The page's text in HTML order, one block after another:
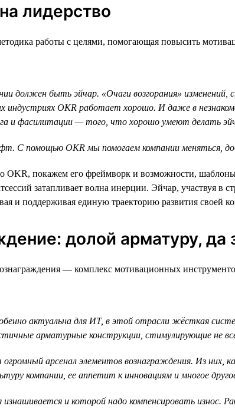
лидерство
работы с целями, помогающая повысить
должен быть эйчар. «Очаги возгорания»
индустриях OKR работает хорошо. И даже в
и фасилитации — того, что хорошо умеют делать
С помощью OKR мы помогаем компании меняться,
покажем его фреймворк и возможности,
затапливает волна инерции. Эйчар, участвуя
и поддерживая единую траекторию развития своей
долой арматуру, да
— комплекс мотивационных
актуальна для ИТ, в этой отрасли жёсткая
арматурные конструкции, стимулирующие не
арсенал элементов вознаграждения. Из
компании, ее аппетит к инновациям и многое
и которой надо компенсировать